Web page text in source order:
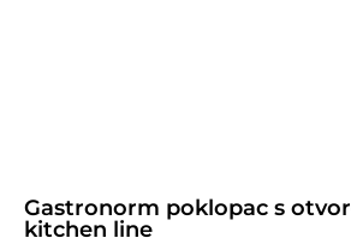
Gastronorm poklopac s
kitchen line